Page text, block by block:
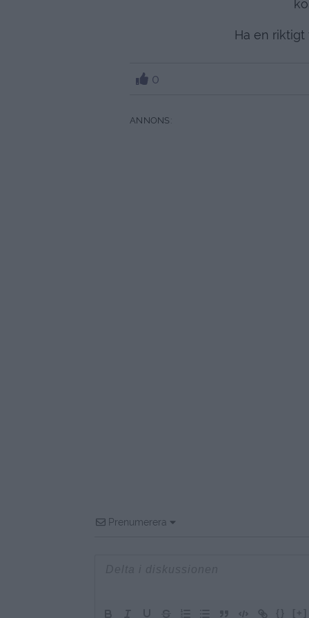
Ha en riktigt
0
Prenumerera
{} [+]